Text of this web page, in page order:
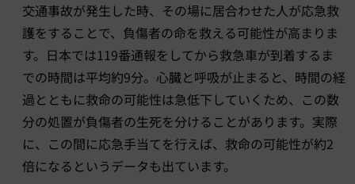
交通事故が発生した時、その場に居合わせた人が応急救
護をすることで、負傷者の命を救える可能性が高まりま
す。日本では119番通報をしてから救急車が到着するま
での時間は平均約9分。心臓と呼吸が止まると、時間の経
過とともに救命の可能性は急低下していくため、この数
分の処置が負傷者の生死を分けることがあります。実際
に、この間に応急手当てを行えば、救命の可能性が約2
倍になるというデータも出ています。